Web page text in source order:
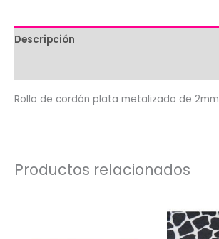
2mm
cantidad
Descripción
Rollo de cordón plata metalizado de 2mm
Productos relacionados